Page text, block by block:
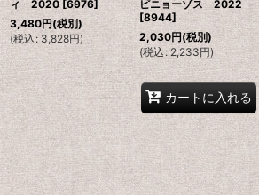
ィ 2020 [6976]
3,480円(税別)
(税込 : 3,828円)
ピニョーゾス 2022
[8944]
2,030円(税別)
(税込: 2,233円)
カートに入れる